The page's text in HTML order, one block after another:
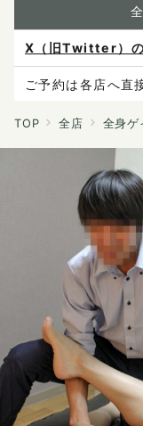
X（旧Twitter）の
ご予約は各店へ直
料金は当日施術前
感染症防止対策に
料金改定のお知ら
TOP 全店 全身ゲ